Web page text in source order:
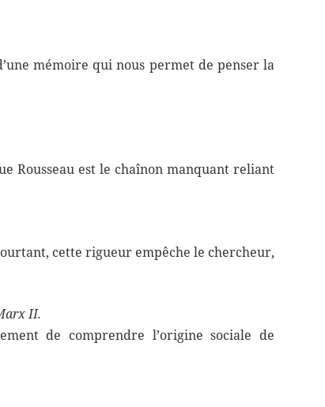
mémoire qui nous permet de penser la
Rousseau est le chaînon manquant reliant
cette rigueur empêche le chercheur,
II.
de comprendre l’origine sociale de